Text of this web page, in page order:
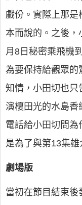
戲份。實際上那是
本而說的。之後，
月8日秘密乘飛機
為要保持給觀眾的
知情，小田切也只
演榎田光的水島香
電話給小田切問為
是為了與第13集雄
劇場版
當初在節目結束後